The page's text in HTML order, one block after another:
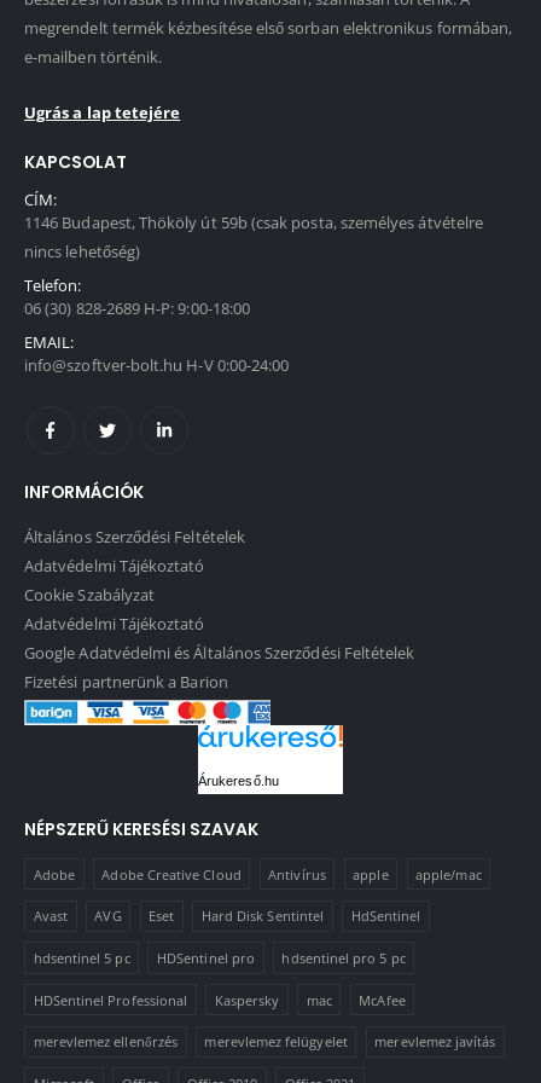
megrendelt termék kézbesítése első sorban elektronikus formában,
e-mailben történik.
Ugrás a lap tetejére
KAPCSOLAT
CÍM:
1146 Budapest, Thököly út 59b (csak posta, személyes átvételre
nincs lehetőség)
Telefon:
06 (30) 828-2689 H-P: 9:00-18:00
EMAIL:
info@szoftver-bolt.hu H-V 0:00-24:00
INFORMÁCIÓK
Általános Szerződési Feltételek
Adatvédelmi Tájékoztató
Cookie Szabályzat
Adatvédelmi Tájékoztató
Google Adatvédelmi és Általános Szerződési Feltételek
Fizetési partnerünk a Barion
Árukereső.hu
NÉPSZERŰ KERESÉSI SZAVAK
Adobe Adobe Creative Cloud Antivírus apple apple/mac
Avast AVG Eset Hard Disk Sentintel HdSentinel
hdsentinel 5 pc HDSentinel pro hdsentinel pro 5 pc
HDSentinel Professional Kaspersky mac McAfee
merevlemez ellenőrzés merevlemez felügyelet merevlemez javítás